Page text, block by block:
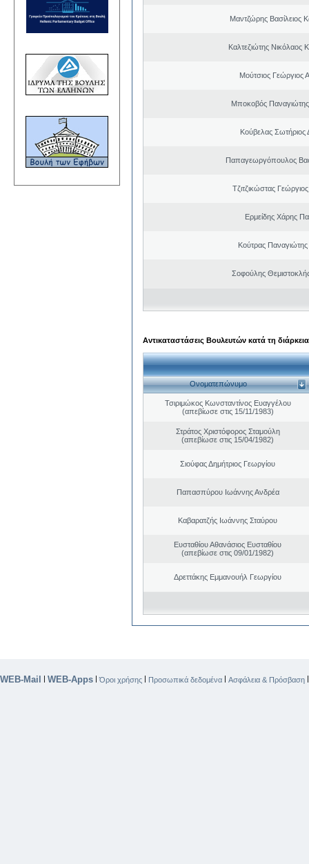
Μαντζώρης Βασίλειος
Καλτεζιώτης Νικόλαος
Μούτσιος Γεώργιος
Μποκοβός
Κούβελας Σωτήριος
Παπαγεωργόπουλος
Τζιτζικώστας
Ερμείδης Χάρης
Κούτρας Παναγιώτης
Σοφούλης
Αντικαταστάσεις Βουλευτών κατά τη
Ονοματεπώνυμο
Τσιριμώκος Κωνσταντίνος Ευαγγέλου
(απεβίωσε στις 15/11/1983)
Στράτος Χριστόφορος Σταμούλη
(απεβίωσε στις 15/04/1982)
Σιούφας Δημήτριος Γεωργίου
Παπασπύρου Ιωάννης Ανδρέα
Καβαρατζής Ιωάννης Σταύρου
Ευσταθίου Αθανάσιος Ευσταθίου
(απεβίωσε στις 09/01/1982)
Δρεττάκης Εμμανουήλ Γεωργίου
WEB-Mail | WEB-Apps |Όροι χρήσης | Προσωπικά δεδομένα | Ασφάλεια & Πρόσβαση